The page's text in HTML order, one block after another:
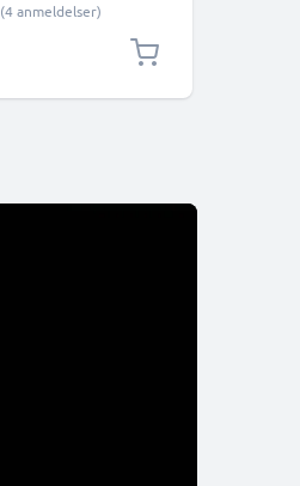
(4 anmeldelser)